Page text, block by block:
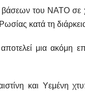
βάσεων του ΝΑΤΟ
Ρωσίας κατά τη
μια ακόμη
και Υεμένη